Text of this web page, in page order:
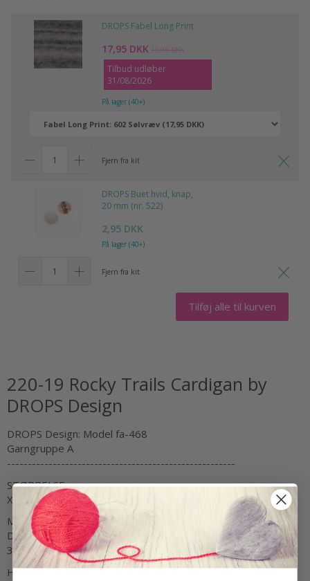
DROPS Fabel Long Print
17,95 DKK 19,95 DKK
Tilbud udløber
31/08/2026
På lager (40+)
Fjern fra kit
DROPS Buet hvid, knap,
20 mm (nr. 522)
2,95 DKK
På lager (40+)
Fjern fra kit
Tilføj alle til kurven
220-19 Rocky Trails Cardigan by
DROPS Design
DROPS Design: Model fa-468
Garngruppe A
-------------------------------------------------------
STØRRELSE:
XS - S - M - L - XL - XXL
MATERIALER:
DROPS FABEL fra Garnstudio (tilhører garngruppe A)
300-350-400-400-450-500 g farve 651, sand
HÆKLEFASTHED: